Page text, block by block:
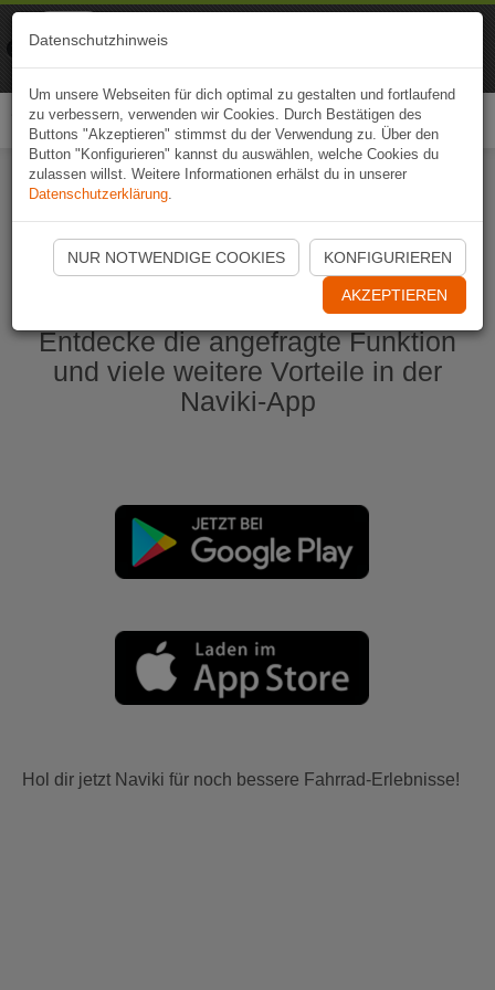
Naviki App jetzt öffnen
Entdecke die angefragte Funktion
und viele weitere Vorteile in der
Naviki-App
Hol dir jetzt Naviki für noch bessere Fahrrad-Erlebnisse!
Datenschutzhinweis
Um unsere Webseiten für dich optimal zu gestalten und fortlaufend
zu verbessern, verwenden wir Cookies. Durch Bestätigen des
Buttons "Akzeptieren" stimmst du der Verwendung zu. Über den
Button "Konfigurieren" kannst du auswählen, welche Cookies du
zulassen willst. Weitere Informationen erhälst du in unserer
Datenschutzerklärung.
NUR NOTWENDIGE COOKIES KONFIGURIEREN
AKZEPTIEREN
Naviki